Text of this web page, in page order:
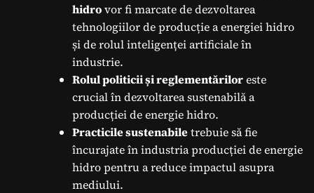
hidrovor fi marcate de dezvoltarea
tehnologiilor de producție a energiei hidro
și de rolul inteligenței artificiale în
industrie.
Rolul politicii și reglementăriloreste
crucial în dezvoltarea sustenabilă a
producției de energie hidro.
Practicile sustenabiletrebuie să fie
încurajate în industria producției de energie
hidro pentru a reduce impactul asupra
mediului.